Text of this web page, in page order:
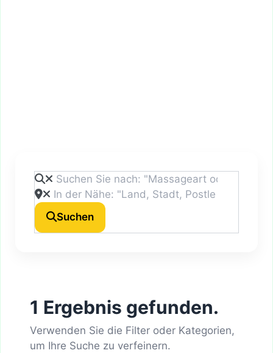
Suchen
1 Ergebnis gefunden.
Verwenden Sie die Filter oder Kategorien,
um Ihre Suche zu verfeinern.